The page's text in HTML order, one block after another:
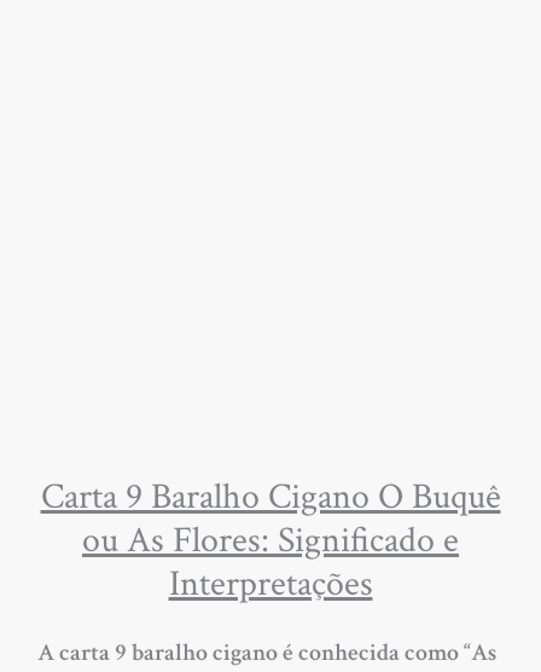
Carta 9 Baralho Cigano O Buquê
ou As Flores: Significado e
Interpretações
A carta 9 baralho cigano é conhecida como “As